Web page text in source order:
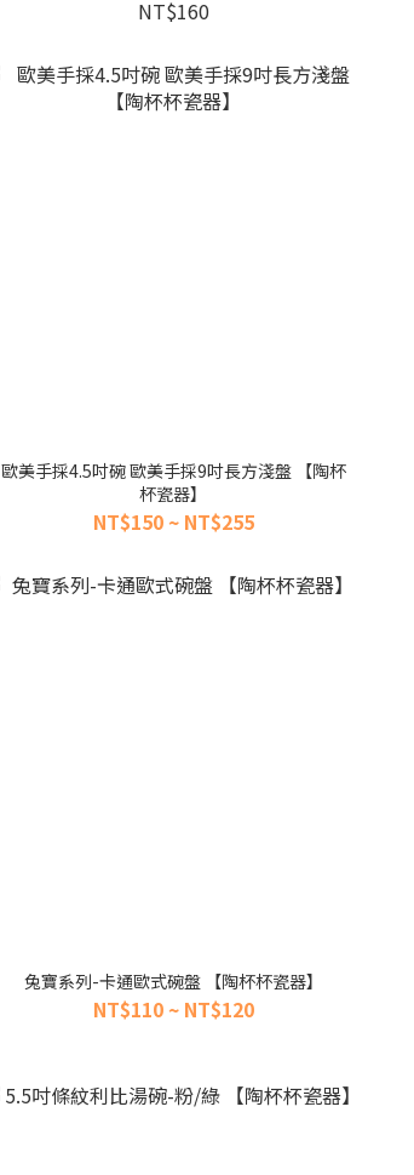
NT$160
歐美手採4.5吋碗 歐美手採9吋長方淺盤 【陶杯
杯瓷器】
NT$150 ~ NT$255
兔寶系列-卡通歐式碗盤 【陶杯杯瓷器】
NT$110 ~ NT$120